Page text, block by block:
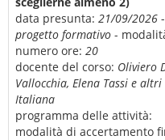
data presunta: 21/09/2026
progetto formativo -
numero ore: 20
docente del corso: Oliviero
Vallocchia, Elena Tassi e altri
Italiana
programma delle attività:
modalità di accertamento